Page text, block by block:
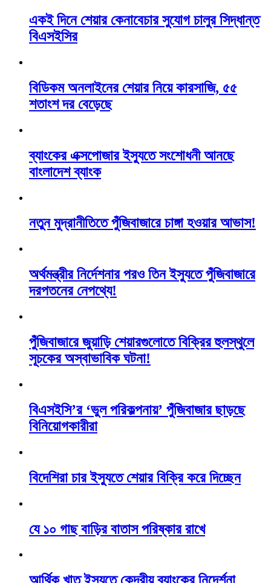
একই দিনে শেয়ার কেনাবেচার সুযোগ চালুর সিদ্ধান্ত
বিএসইসির
বিডিকম অনলাইনের শেয়ার নিয়ে কারসাজি, ৫৫
শতাংশ দর বেড়েছে
ব্যাংকের এক্সপোজার ইস্যুতে সংশোধনী আনছে
বাংলাদেশ ব্যাংক
নতুন মুদ্রানীতিতে পুঁজিবাজারে চাঙ্গা হওয়ার আভাস!
অর্থমন্ত্রীর নির্দেশনার পরও তিন ইস্যুতে পুঁজিবাজারে
দরপতনের নেপথ্যে!
পুঁজিবাজারে জুয়াড়ি শেয়ারগুলোতে বিক্রির হুলস্থুলে
সূচকের অস্বাভাবিক ঘটনা!
বিএসইসি’র ‘ভুল পরিকল্পনায়’ পুঁজিবাজার ছাড়ছে
বিনিয়োগকারীরা
বিদেশিরা চার ইস্যুতে শেয়ার বিক্রি করে দিচ্ছেন
যে ১০ গাছ বাড়ির বাতাস পরিষ্কার রাখে